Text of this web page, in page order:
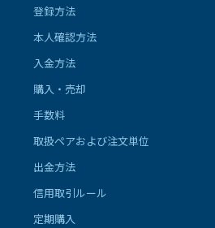
登録方法
本人確認方法
入金方法
購入・売却
手数料
取扱ペアおよび注文単位
出金方法
信用取引ルール
定期購入